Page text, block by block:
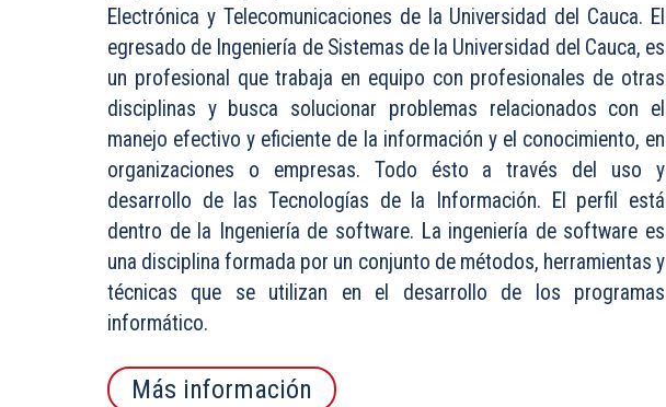
Electrónica y Telecomunicaciones de la Universidad del Cauca. El
egresado de Ingeniería de Sistemas de la Universidad del Cauca, es
un profesional que trabaja en equipo con profesionales de otras
disciplinas y busca solucionar problemas relacionados con el
manejo efectivo y eficiente de la información y el conocimiento, en
organizaciones o empresas. Todo ésto a través del uso y
desarrollo de las Tecnologías de la Información. El perfil está
dentro de la Ingeniería de software. La ingeniería de software es
una disciplina formada por un conjunto de métodos, herramientas y
técnicas que se utilizan en el desarrollo de los programas
informático.
Más información